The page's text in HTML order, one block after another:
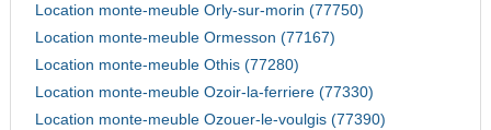
Location monte-meuble Orly-sur-morin (77750)
Location monte-meuble Ormesson (77167)
Location monte-meuble Othis (77280)
Location monte-meuble Ozoir-la-ferriere (77330)
Location monte-meuble Ozouer-le-voulgis (77390)